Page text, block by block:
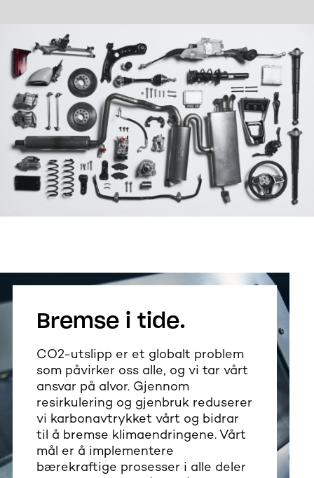
Bremse i tide.
CO2-utslipp er et globalt problem
som påvirker oss alle, og vi tar vårt
ansvar på alvor. Gjennom
resirkulering og gjenbruk reduserer
vi karbonavtrykket vårt og bidrar
til å bremse klimaendringene. Vårt
mål er å implementere
bærekraftige prosesser i alle deler